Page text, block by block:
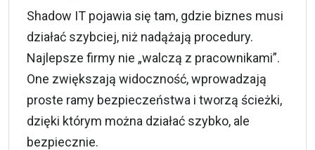
Shadow IT pojawia się tam, gdzie biznes musi
działać szybciej, niż nadążają procedury.
Najlepsze firmy nie „walczą z pracownikami”.
One zwiększają widoczność, wprowadzają
proste ramy bezpieczeństwa i tworzą ścieżki,
dzięki którym można działać szybko, ale
bezpiecznie.